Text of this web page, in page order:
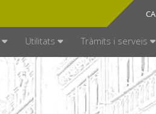
CA
ES
Utilitats Tràmits i serveis